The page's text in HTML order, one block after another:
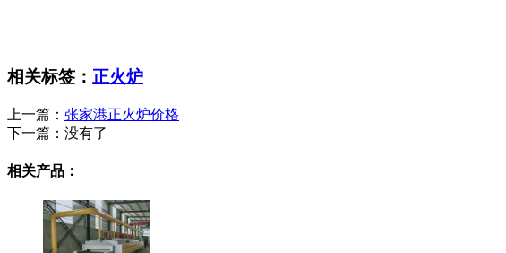
相关标签： 正火炉
上一篇： 张家港正火炉价格
下一篇： 没有了
相关产品：